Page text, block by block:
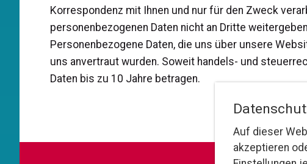
Korrespondenz mit Ihnen und nur für den Zweck
personenbezogenen Daten nicht an Dritte
Personenbezogene Daten, die uns über unsere
uns anvertraut wurden. Soweit handels- und
Daten bis zu 10 Jahre betragen.
Auf dieser
akzeptieren